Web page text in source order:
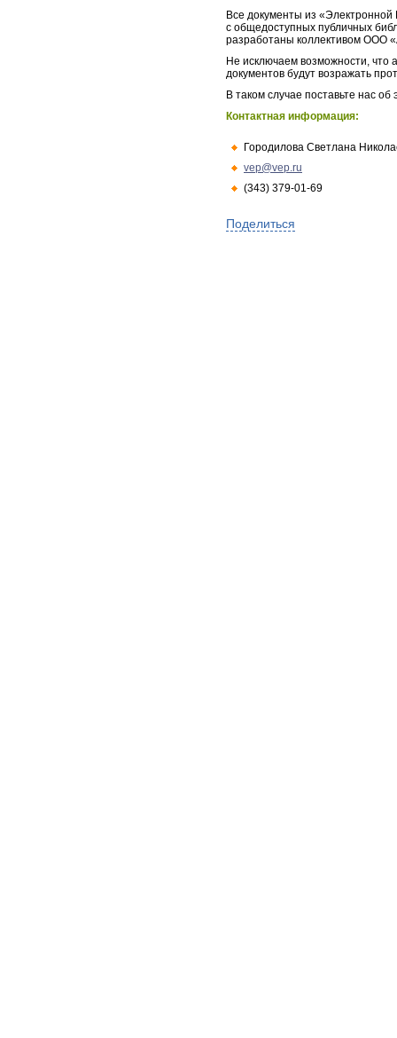
Все документы из «Электронной
с общедоступных публичных
разработаны коллективом ООО
Не исключаем возможности, что
документов будут возражать
В таком случае поставьте нас
Контактная информация:
Городилова Светлана
vep@vep.ru
(343) 379-01-69
Поделиться